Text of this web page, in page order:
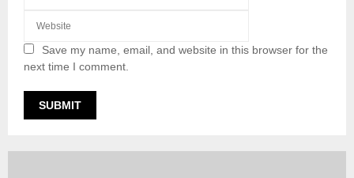
Save my name, email, and website in this browser for the
next time I comment.